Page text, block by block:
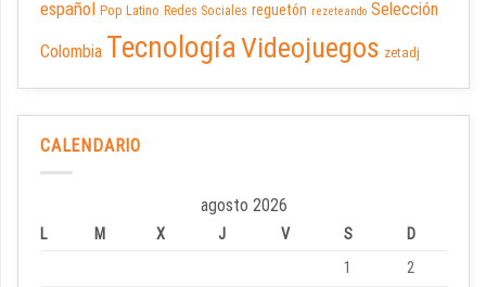
español Pop Latino Redes Sociales reguetón rezeteando Selección
Colombia TecnologíaVideojuegos zetadj
CALENDARIO
agosto 2026
L M X J V S
D
1
2